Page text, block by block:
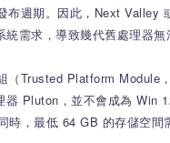
布週期。因此，Next
需求，導致幾代舊處理器無
（Trusted Platform
Pluton，並不會成為 Win
，最低 64 GB 的存儲空間